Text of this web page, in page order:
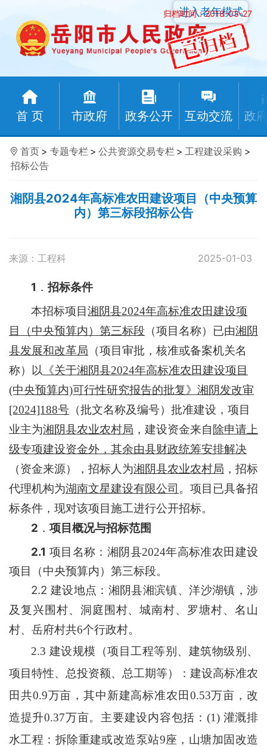
归档时间：2018-03-27
首 页 市政府 政务公开 互动交流 政
进入老年模式
首页 > 专题专栏 > 公共资源交易专栏 > 工程建设采购 >
招标公告
湘阴县2024年高标准农田建设项目（中央预算
内）第三标段招标公告
来源：工程科 2025-01-03
1 ．招标条件
本招标项目湘阴县2024年高标准农田建设项
目（中央预算内）第三标段 （项目名称）已由湘阴
县发展和改革局 （项目审批，核准或备案机关名
称）以 《关于湘阴县2024年高标准农田建设项目
(中央预算内)可行性研究报告的批复》湘阴发改审
[2024]188号 （批文名称及编号）批准建设，项目
业主为湘阴县农业农村局 ， 建设资金来自 除申请上
级专项建设资金外，其余由县财政统筹安排解决
（资金来源），招标人为湘阴县农业农村局 ，招标
代理机构为湖南文星建设有限公司 。项目已具备招
标条件，现对该项目施工进行公开招标。
2 ．项目概况与招标范围
2.1 项目名称： 湘阴县2024年高标准农田建设
项目（中央预算内）第三标段。
2.2 建设地点： 湘阴县湘滨镇、洋沙湖镇，涉
及复兴围村、洞庭围村、城南村、罗塘村、名山
村、岳府村共6个行政村。
2.3 建设规模（项目工程等别、建筑物级别、
项目特性、总投资额、总工期等）：建设高标准农
田共0.9万亩 ，其中新建高标准农田0.53万亩 ，改
造提升0.37万亩。 主要建设内容包括 ： (1) 灌溉排
水工程：拆除重建或改造泵站9座，山塘加固改造